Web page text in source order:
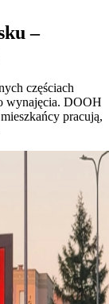
–
częściach
wynajęcia. DOOH
pracują,